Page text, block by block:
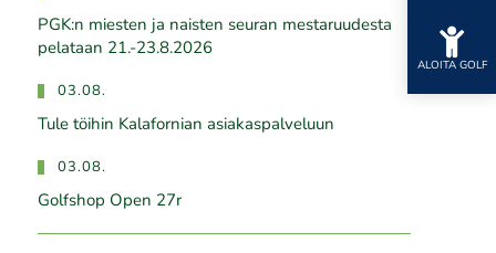
ALOITA GOLF
PGK:n miesten ja naisten seuran mestaruudesta
pelataan 21.-23.8.2026
03.08.
Tule töihin Kalafornian asiakaspalveluun
03.08.
Golfshop Open 27r